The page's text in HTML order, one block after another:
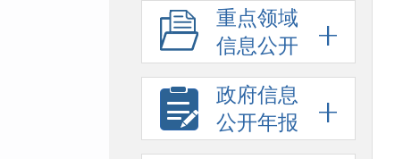
重点领域
信息公开
政府信息
公开年报